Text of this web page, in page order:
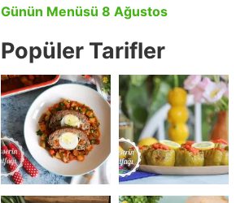
Günün Menüsü 8 Ağustos
Popüler Tarifler